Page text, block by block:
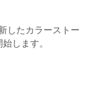
したカラーストー
します。